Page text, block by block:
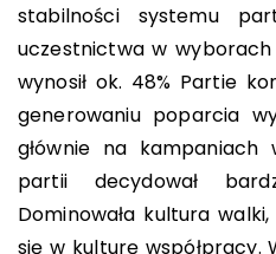
stabilności systemu
uczestnictwa w
wynosił ok. 48% Partie
generowaniu poparcia
głównie na kampaniach
partii decydował
Dominowała kultura
się w kulturę współpracy.